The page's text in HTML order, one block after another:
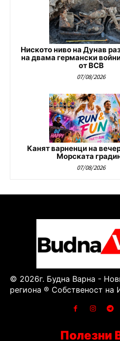
Ниското ниво на Дунав
на двама германски
от ВСВ
07/08/2026
Канят варненци на
Морската
07/08/2026
© 2026г. Будна Варна -
региона ® Собственост
Полезни